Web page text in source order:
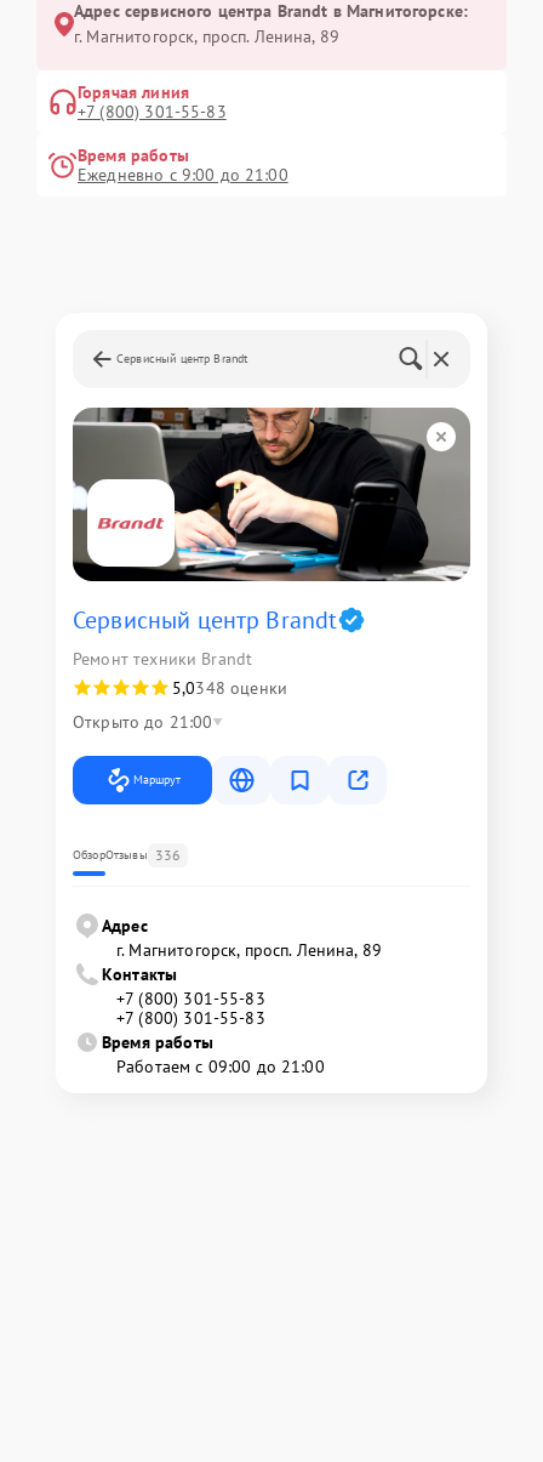
Адрес сервисного центра Brandt в Магнитогорске:
г. Магнитогорск, просп. Ленина, 89
Горячая линия
+7 (800) 301-55-83
Время работы
Ежедневно с 9:00 до 21:00
Сервисный центр Brandt
Сервисный центр Brandt
Ремонт техники Brandt
5,0348 оценки
Открыто до 21:00
Маршрут
ОбзорОтзывы 336
Адрес
г. Магнитогорск, просп. Ленина, 89
Контакты
+7 (800) 301-55-83
+7 (800) 301-55-83
Время работы
Работаем с 09:00 до 21:00